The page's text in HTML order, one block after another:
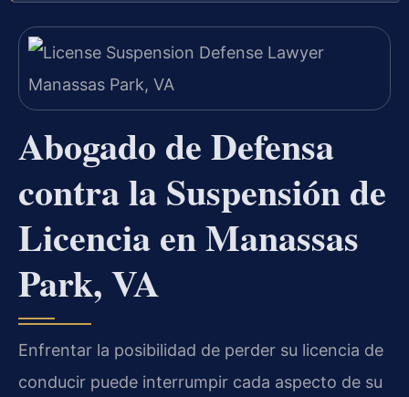
Abogado de Defensa
contra la Suspensión de
Licencia en Manassas
Park, VA
Enfrentar la posibilidad de perder su licencia de
conducir puede interrumpir cada aspecto de su